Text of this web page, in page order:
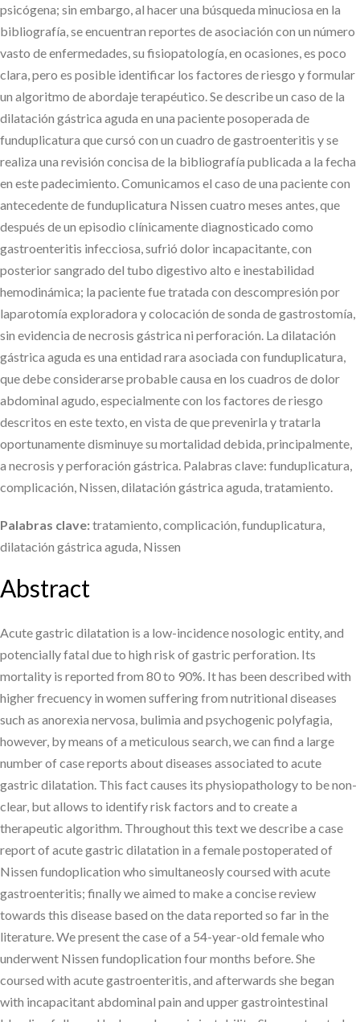
psicógena; sin embargo, al hacer una búsqueda minuciosa en la
bibliografía, se encuentran reportes de asociación con un número
vasto de enfermedades, su fisiopatología, en ocasiones, es poco
clara, pero es posible identificar los factores de riesgo y formular
un algoritmo de abordaje terapéutico. Se describe un caso de la
dilatación gástrica aguda en una paciente posoperada de
funduplicatura que cursó con un cuadro de gastroenteritis y se
realiza una revisión concisa de la bibliografía publicada a la fecha
en este padecimiento. Comunicamos el caso de una paciente con
antecedente de funduplicatura Nissen cuatro meses antes, que
después de un episodio clínicamente diagnosticado como
gastroenteritis infecciosa, sufrió dolor incapacitante, con
posterior sangrado del tubo digestivo alto e inestabilidad
hemodinámica; la paciente fue tratada con descompresión por
laparotomía exploradora y colocación de sonda de gastrostomía,
sin evidencia de necrosis gástrica ni perforación. La dilatación
gástrica aguda es una entidad rara asociada con funduplicatura,
que debe considerarse probable causa en los cuadros de dolor
abdominal agudo, especialmente con los factores de riesgo
descritos en este texto, en vista de que prevenirla y tratarla
oportunamente disminuye su mortalidad debida, principalmente,
a necrosis y perforación gástrica. Palabras clave: funduplicatura,
complicación, Nissen, dilatación gástrica aguda, tratamiento.
Palabras clave:tratamiento, complicación, funduplicatura,
dilatación gástrica aguda, Nissen
Abstract
Acute gastric dilatation is a low-incidence nosologic entity, and
potencially fatal due to high risk of gastric perforation. Its
mortality is reported from 80 to 90%. It has been described with
higher frecuency in women suffering from nutritional diseases
such as anorexia nervosa, bulimia and psychogenic polyfagia,
however, by means of a meticulous search, we can find a large
number of case reports about diseases associated to acute
gastric dilatation. This fact causes its physiopathology to be non-
clear, but allows to identify risk factors and to create a
therapeutic algorithm. Throughout this text we describe a case
report of acute gastric dilatation in a female postoperated of
Nissen fundoplication who simultaneosly coursed with acute
gastroenteritis; finally we aimed to make a concise review
towards this disease based on the data reported so far in the
literature. We present the case of a 54-year-old female who
underwent Nissen fundoplication four months before. She
coursed with acute gastroenteritis, and afterwards she began
with incapacitant abdominal pain and upper gastrointestinal